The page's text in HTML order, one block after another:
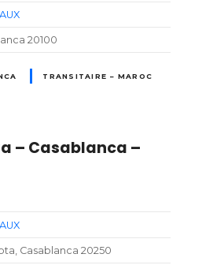
20100
TRANSITAIRE – MAROC
– Casablanca –
Casablanca 20250